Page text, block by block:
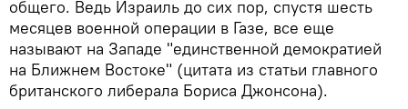
общего. Ведь Израиль до сих пор, спустя шесть
месяцев военной операции в Газе, все еще
называют на Западе "единственной демократией
на Ближнем Востоке" (цитата из статьи главного
британского либерала Бориса Джонсона).